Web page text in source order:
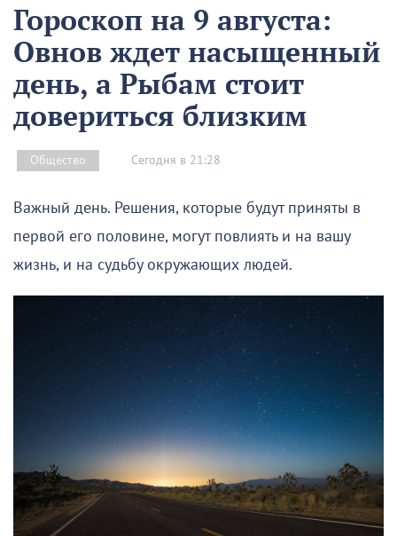
Гороскоп на 9 августа:
Овнов ждет насыщенный
день, а Рыбам стоит
довериться близким
Общество Сегодня в 21:28
Важный день. Решения, которые будут приняты в
первой его половине, могут повлиять и на вашу
жизнь, и на судьбу окружающих людей.